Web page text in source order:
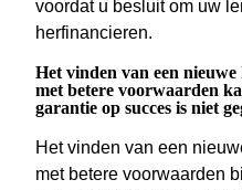
voordat u besluit om uw
herfinancieren.
Het vinden van een
met betere voorwaarden
garantie op succes is niet
Het vinden van een
met betere voorwaarden